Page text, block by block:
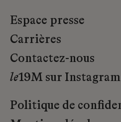
Espace presse
Carrières
Contactez-nous
le19M sur Instagram
Politique de